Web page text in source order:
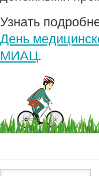
Узнать
День
МИАЦ.